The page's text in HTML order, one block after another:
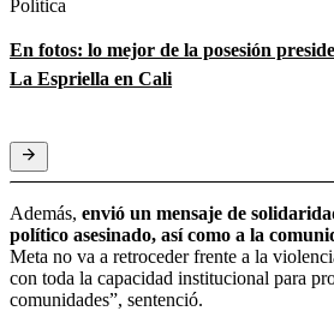
Política
En fotos: lo mejor de la posesión
La Espriella en Cali
Además, envió un mensaje de
político asesinado, así como a la
Meta no va a retroceder frente a la
con toda la capacidad institucional para
comunidades”, sentenció.